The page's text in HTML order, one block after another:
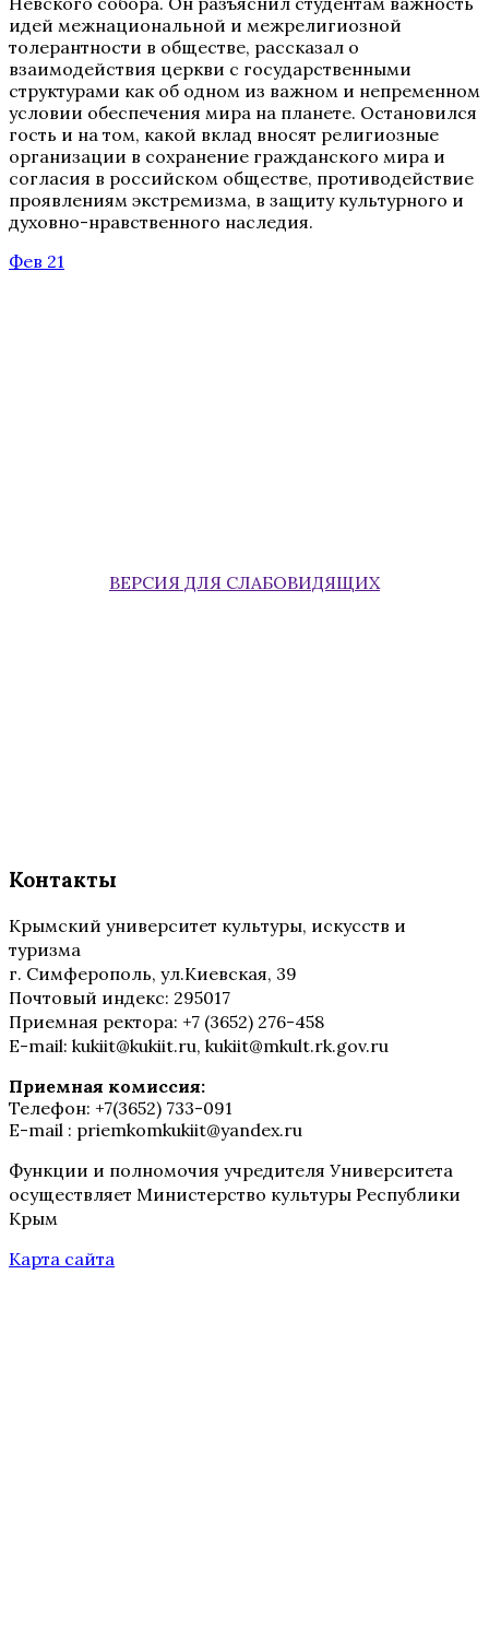
идей межнациональной и межрелигиозной
толерантности в обществе, рассказал о
взаимодействия церкви с государственными
структурами как об одном из важном и непременном
условии обеспечения мира на планете. Остановился
гость и на том, какой вклад вносят религиозные
организации в сохранение гражданского мира и
согласия в российском обществе, противодействие
проявлениям экстремизма, в защиту культурного и
духовно-нравственного наследия.
Фев 21
ВЕРСИЯ ДЛЯ СЛАБОВИДЯЩИХ
Контакты
Крымский университет культуры, искусств и
туризма
г. Симферополь, ул.Киевская, 39
Почтовый индекс: 295017
Приемная ректора: +7 (3652) 276-458
E-mail: kukiit@kukiit.ru, kukiit@mkult.rk.gov.ru
Приемная комиссия:
Телефон: +7(3652) 733-091
E-mail : priemkomkukiit@yandex.ru
Функции и полномочия учредителя Университета
осуществляет Министерство культуры Республики
Крым
Карта сайта